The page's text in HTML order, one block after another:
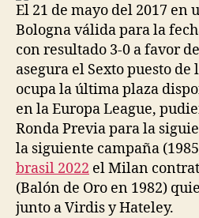
El 21 de mayo del 2017 en
Bologna válida para la
con resultado 3-0 a favor
asegura el Sexto puesto
ocupa la última plaza
en la Europa League,
Ronda Previa para la
la siguiente campaña
brasil 2022 el Milan
(Balón de Oro en 1982)
junto a Virdis y Hateley.